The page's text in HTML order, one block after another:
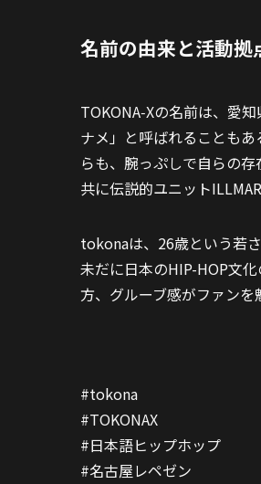
名前の由来と活動拠
TOKONA‑Xの名前は、愛
ナメ」と呼ばれることも
らも、腕っぷしで自らの
共に伝説的ユニット
tokonaは、26歳という若
未だに日本のHIP-HOP文
方、グルーブ感がファンを
#tokona
#TOKONAX
#日本語ヒップホップ
#名古屋レペゼン